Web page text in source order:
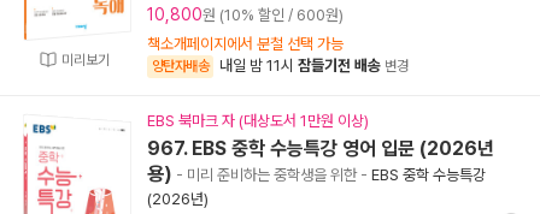
미리보기
10,800원 (10% 할인 / 600원)
책소개페이지에서 분철 선택 가능
양탄자배송 내일 밤 11시 잠들기전 배송 변경
EBS 북마크 자 (대상도서 1만원 이상)
967. EBS 중학 수능특강 영어 입문 (2026년
용) - 미리 준비하는 중학생을 위한- EBS 중학 수능특강
(2026년)